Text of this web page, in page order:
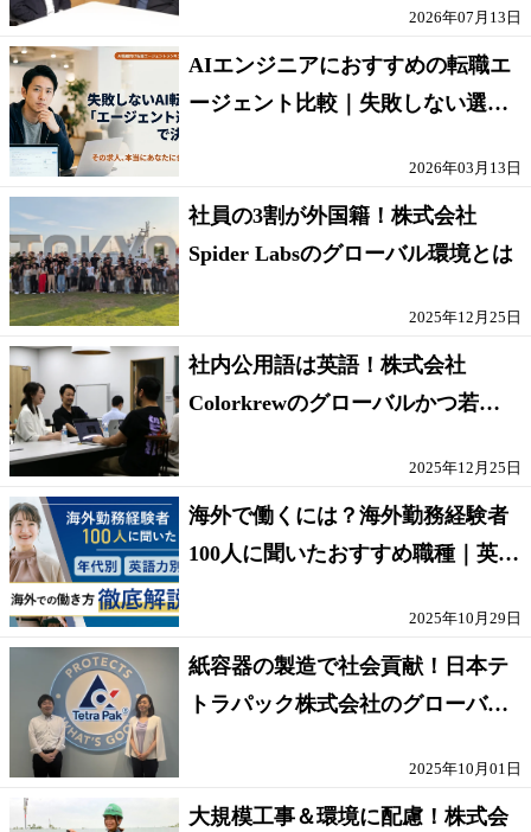
2026年07月13日
AIエンジニアにおすすめの転職エ
ージェント比較｜失敗しない選び
2026年03月13日
社員の3割が外国籍！株式会社
Spider Labsのグローバル環境とは
2025年12月25日
社内公用語は英語！株式会社
Colorkrewのグローバルかつ若手
2025年12月25日
海外で働くには？海外勤務経験者
100人に聞いたおすすめ職種｜英語
2025年10月29日
紙容器の製造で社会貢献！日本テ
トラパック株式会社のグローバル
2025年10月01日
大規模工事＆環境に配慮！株式会